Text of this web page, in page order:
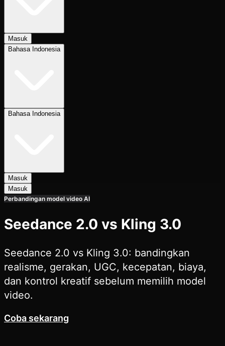
Masuk
Bahasa Indonesia
Bahasa Indonesia
Masuk
Masuk
Perbandingan model video AI
Seedance 2.0 vs Kling 3.0
Seedance 2.0 vs Kling 3.0: bandingkan
realisme, gerakan, UGC, kecepatan, biaya,
dan kontrol kreatif sebelum memilih model
video.
Coba sekarang